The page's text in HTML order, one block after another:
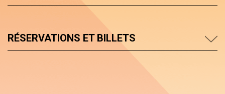
RÉSERVATIONS ET BILLETS